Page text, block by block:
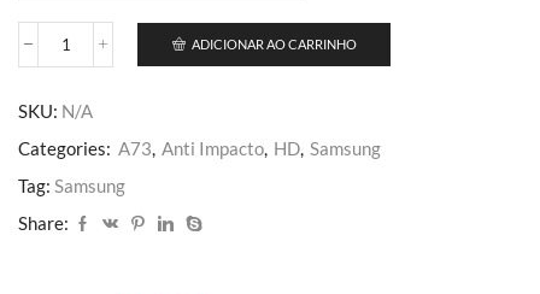
A73
ADICIONAR AO CARRINHO
SKU: N/A
Categories: A73, Anti Impacto, HD, Samsung
Tag: Samsung
Share: